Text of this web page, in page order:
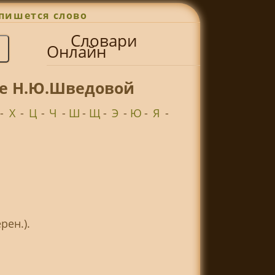
слово
Словари
Онлайн
Н.Ю.Шведовой
Х - Ц - Ч - Ш - Щ- Э - Ю - Я -